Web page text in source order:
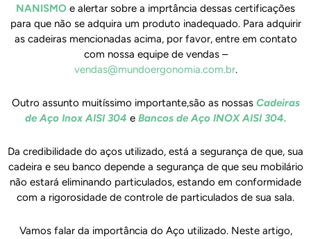
NANISMO e alertar sobre a imprtância dessas certificações
para que não se adquira um produto inadequado. Para adquirir
as cadeiras mencionadas acima, por favor, entre em contato
com nossa equipe de vendas –
vendas@mundoergonomia.com.br.
Outro assunto muitíssimo importante,são as nossas Cadeiras
de Aço Inox AISI 304 e Bancos de Aço INOX AISI 304.
Da credibilidade do aços utilizado, está a segurança de que, sua
cadeira e seu banco depende a segurança de que seu mobilário
não estará eliminando particulados, estando em conformidade
com a rigorosidade de controle de particulados de sua sala.
Vamos falar da importância do Aço utilizado. Neste artigo,